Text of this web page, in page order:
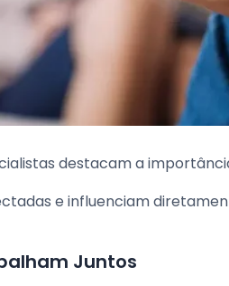
destacam a
e influenciam
Juntos